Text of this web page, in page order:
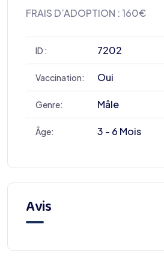
FRAIS D’ADOPTION : 160€
ID : 7202
Vaccination: Oui
Genre: Mâle
Âge: 3 - 6 Mois
Avis